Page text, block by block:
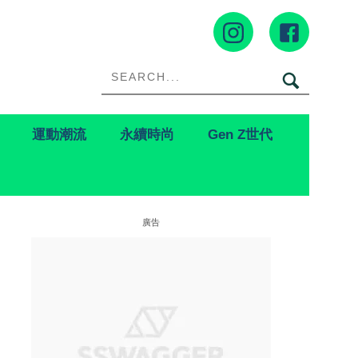
運動潮流 永續時尚 Gen Z世代
廣告